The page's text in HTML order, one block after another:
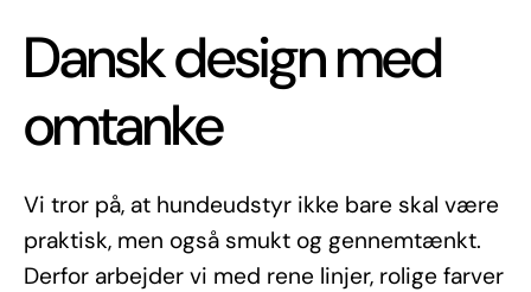
Dansk design med
omtanke
Vi tror på, at hundeudstyr ikke bare skal være
praktisk, men også smukt og gennemtænkt.
Derfor arbejder vi med rene linjer, rolige farver